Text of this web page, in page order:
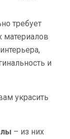
требует
и
украсить
– из них